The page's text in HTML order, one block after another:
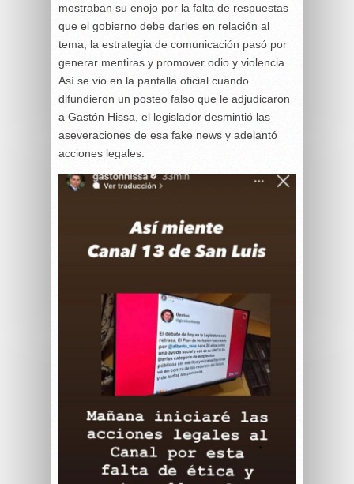
mostraban su enojo por la falta de respuestas
que el gobierno debe darles en relación al
tema, la estrategia de comunicación pasó por
generar mentiras y promover odio y violencia.
Así se vio en la pantalla oficial cuando
difundieron un posteo falso que le adjudicaron
a Gastón Hissa, el legislador desmintió las
aseveraciones de esa fake news y adelantó
acciones legales.